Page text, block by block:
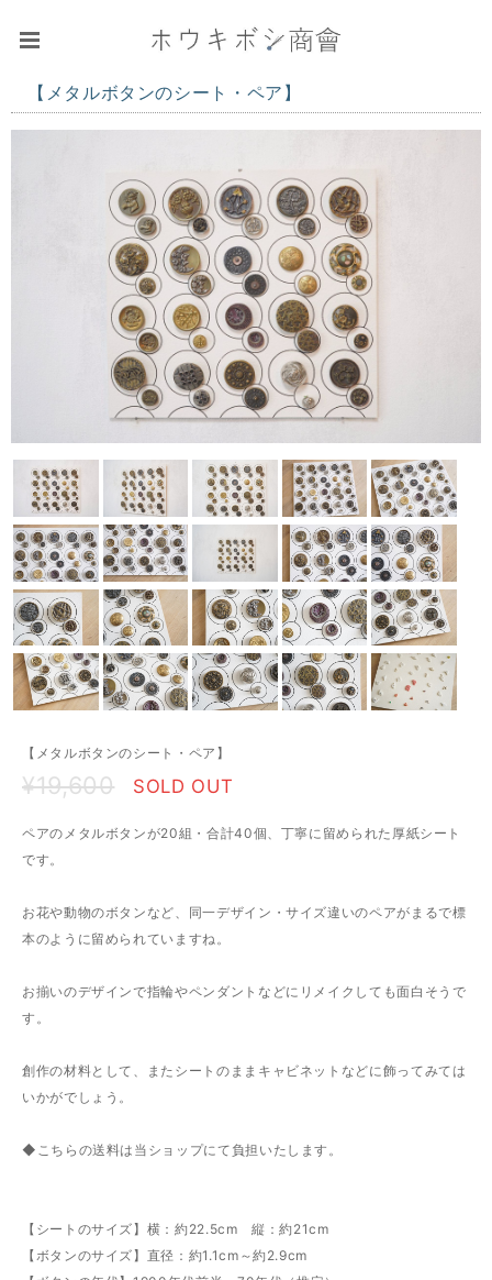
【メタルボタンのシート・ペア】
【メタルボタンのシート・ペア】
¥19,600 SOLD OUT
ペアのメタルボタンが20組・合計40個、丁寧に留められた厚紙シート
です。
お花や動物のボタンなど、同一デザイン・サイズ違いのペアがまるで標
本のように留められていますね。
お揃いのデザインで指輪やペンダントなどにリメイクしても面白そうで
す。
創作の材料として、またシートのままキャビネットなどに飾ってみては
いかがでしょう。
◆こちらの送料は当ショップにて負担いたします。
【シートのサイズ】横：約22.5cm 縦：約21cm
【ボタンのサイズ】直径：約1.1cm～約2.9cm